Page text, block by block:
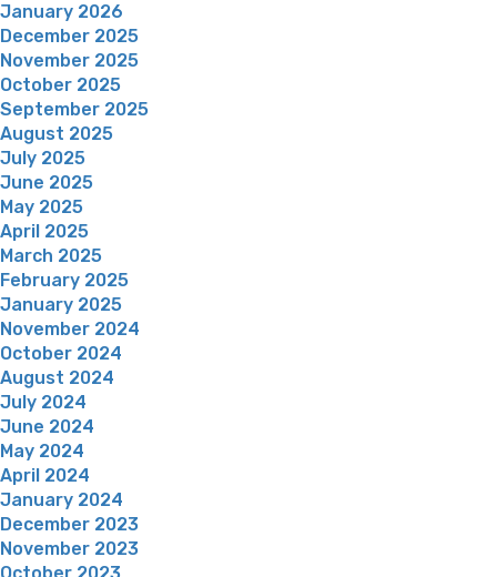
January 2026
December 2025
November 2025
October 2025
September 2025
August 2025
July 2025
June 2025
May 2025
April 2025
March 2025
February 2025
January 2025
November 2024
October 2024
August 2024
July 2024
June 2024
May 2024
April 2024
January 2024
December 2023
November 2023